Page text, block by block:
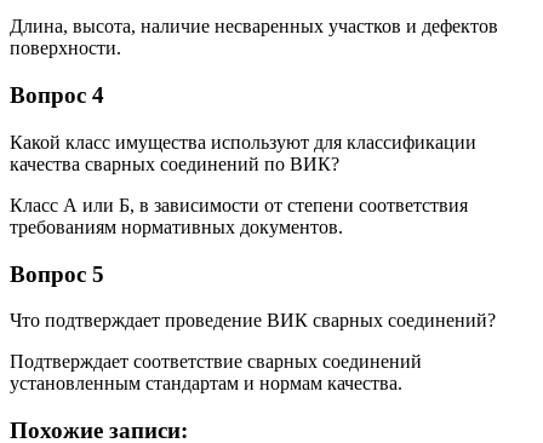
Длина, высота, наличие несваренных участков и дефектов
поверхности.
Вопрос 4
Какой класс имущества используют для классификации
качества сварных соединений по ВИК?
Класс А или Б, в зависимости от степени соответствия
требованиям нормативных документов.
Вопрос 5
Что подтверждает проведение ВИК сварных соединений?
Подтверждает соответствие сварных соединений
установленным стандартам и нормам качества.
Похожие записи: